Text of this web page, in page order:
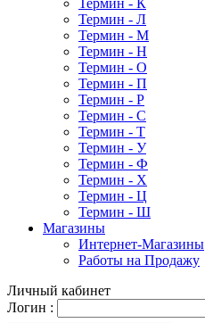
Термин - К
Термин - Л
Термин - М
Термин - Н
Термин - О
Термин - П
Термин - Р
Термин - С
Термин - Т
Термин - У
Термин - Ф
Термин - Х
Термин - Ц
Термин - Ш
Магазины
Интернет-Магазины
Работы на Продажу
Личный кабинет
Логин :